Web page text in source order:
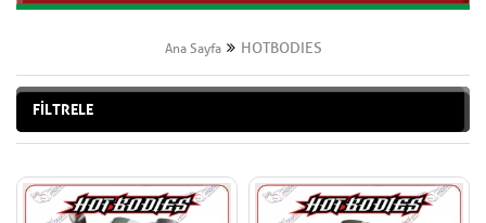
Ana Sayfa HOTBODIES
FİLTRELE